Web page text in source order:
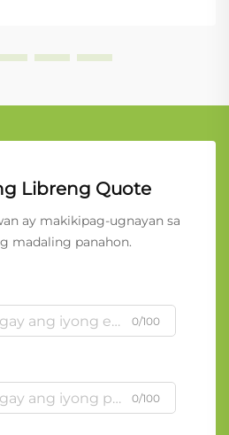
Libreng Quote
ay makikipag-ugnayan sa
madaling panahon.
0/100
0/100